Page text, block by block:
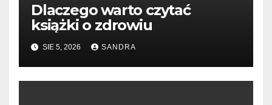
Dlaczego warto czytać
książki o zdrowiu
SIE 5, 2026 SANDRA